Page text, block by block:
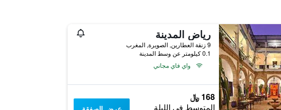
رياض المدينة
9 زنقة العطارين, الصويرة, المغرب
0.1 كيلومتر عن وسط المدينة
واي فاي مجاني
168 ﷼
المتوسط في الليلة